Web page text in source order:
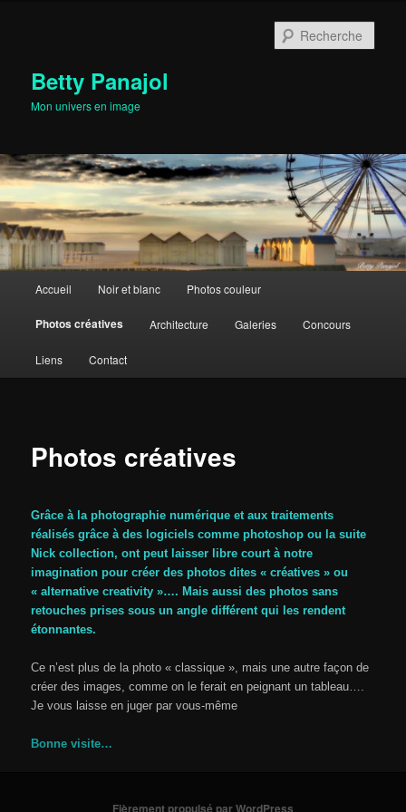
Betty Panajol
Mon univers en image
principal
Accueil Noir et blanc Photos couleur
Photos créatives Architecture Galeries Concours
Liens Contact
Photos créatives
Grâce à la photographie numérique et aux traitements
réalisés grâce à des logiciels comme photoshop ou la suite
Nick collection, ont peut laisser libre court à notre
imagination pour créer des photos dites « créatives » ou
« alternative creativity »…. Mais aussi des photos sans
retouches prises sous un angle différent qui les rendent
étonnantes.
Ce n’est plus de la photo « classique », mais une autre façon de
créer des images, comme on le ferait en peignant un tableau….
Je vous laisse en juger par vous-même
Bonne visite…
Fièrement propulsé par WordPress